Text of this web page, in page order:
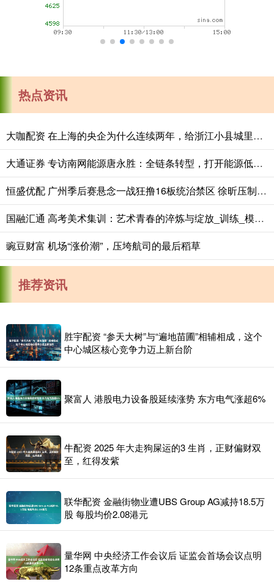
热点资讯
大咖配资 在上海的央企为什么连续两年，给浙江小县城里的这个创新中心写感谢信？
大通证券 专访南网能源唐永胜：全链条转型，打开能源低碳发展新赛道
恒盛优配 广州季后赛悬念一战狂撸16板统治禁区 徐昕压制福建核心大外援
国融汇通 高考美术集训：艺术青春的淬炼与绽放_训练_模拟_素描
豌豆财富 机场“涨价潮”，压垮航司的最后稻草
推荐资讯
胜宇配资 “参天大树”与“遍地苗圃”相辅相成，这个
中心城区核心竞争力迈上新台阶
聚富人 港股电力设备股延续涨势 东方电气涨超6%
牛配资 2025 年大走狗屎运的3 生肖，正财偏财双
至，红得发紫
联华配资 金融街物业遭UBS Group AG减持18.5万
股 每股均价2.08港元
量华网 中央经济工作会议后 证监会首场会议点明
12条重点改革方向